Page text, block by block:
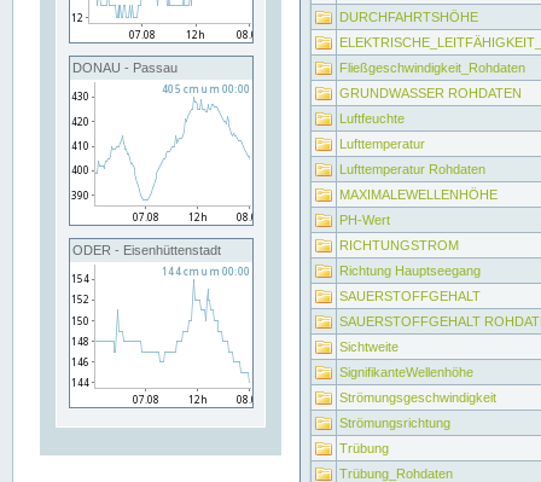
DONAU - Passau
ODER - Eisenhüttenstadt
DURCHFAHRTSHÖHE
Fließgeschwindigkeit_Rohdaten
GRUNDWASSER ROHDATEN
Luftfeuchte
Lufttemperatur
Lufttemperatur Rohdaten
MAXIMALEWELLENHÖHE
PH-Wert
RICHTUNGSTROM
Richtung Hauptseegang
SAUERSTOFFGEHALT
SAUERSTOFFGEHALT
Sichtweite
SignifikanteWellenhöhe
Strömungsgeschwindigkeit
Strömungsrichtung
Trübung
Trübung_Rohdaten